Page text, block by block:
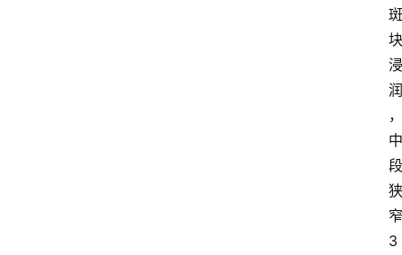
斑
块
浸
润
，
中
段
狭
窄
3